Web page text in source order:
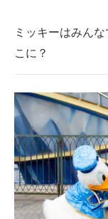
ミッキーはみん
こに？